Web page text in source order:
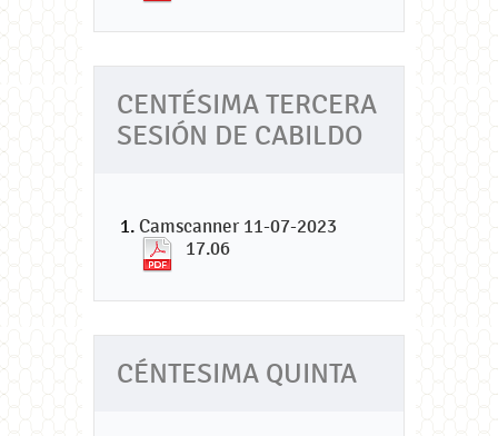
CENTÉSIMA TERCERA
SESIÓN DE CABILDO
Camscanner 11-07-2023
17.06
CÉNTESIMA QUINTA